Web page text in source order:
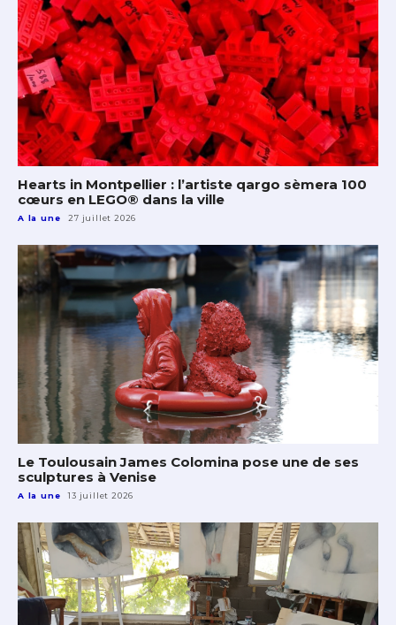
Hearts in Montpellier : l’artiste qargo sèmera 100
cœurs en LEGO® dans la ville
A la une 27 juillet 2026
Le Toulousain James Colomina pose une de ses
sculptures à Venise
A la une 13 juillet 2026